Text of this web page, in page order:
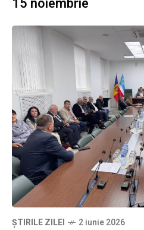
ȘTIRILE ZILEI 2 iunie 2026